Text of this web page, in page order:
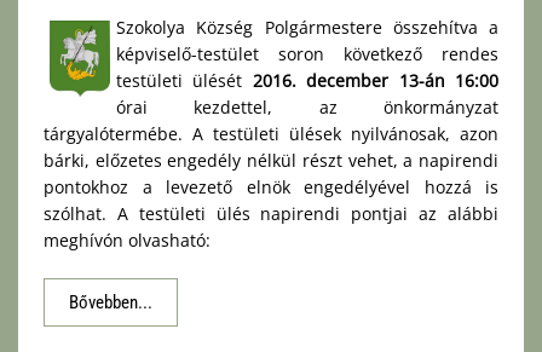
Szokolya Község Polgármestere összehítva a
képviselő-testület soron következő rendes
testületi ülését 2016. december 13-án 16:00
órai kezdettel, az önkormányzat
tárgyalótermébe. A testületi ülések nyilvánosak, azon
bárki, előzetes engedély nélkül részt vehet, a napirendi
pontokhoz a levezető elnök engedélyével hozzá is
szólhat. A testületi ülés napirendi pontjai az alábbi
meghívón olvasható:
Bővebben...